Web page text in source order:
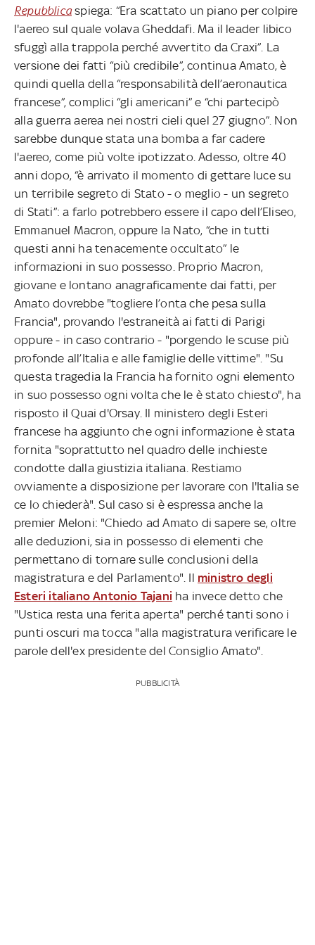
Repubblicaspiega: “Era scattato un piano per colpire
l'aereo sul quale volava Gheddafi. Ma il leader libico
sfuggì alla trappola perché avvertito da Craxi”. La
versione dei fatti “più credibile”, continua Amato, è
quindi quella della “responsabilità dell’aeronautica
francese”, complici “gli americani” e “chi partecipò
alla guerra aerea nei nostri cieli quel 27 giugno”. Non
sarebbe dunque stata una bomba a far cadere
l'aereo, come più volte ipotizzato. Adesso, oltre 40
anni dopo, “è arrivato il momento di gettare luce su
un terribile segreto di Stato - o meglio - un segreto
di Stati”: a farlo potrebbero essere il capo dell’Eliseo,
Emmanuel Macron, oppure la Nato, “che in tutti
questi anni ha tenacemente occultato” le
informazioni in suo possesso. Proprio Macron,
giovane e lontano anagraficamente dai fatti, per
Amato dovrebbe "togliere l’onta che pesa sulla
Francia", provando l'estraneità ai fatti di Parigi
oppure - in caso contrario - "porgendo le scuse più
profonde all’Italia e alle famiglie delle vittime". "Su
questa tragedia la Francia ha fornito ogni elemento
in suo possesso ogni volta che le è stato chiesto", ha
risposto il Quai d'Orsay. Il ministero degli Esteri
francese ha aggiunto che ogni informazione è stata
fornita "soprattutto nel quadro delle inchieste
condotte dalla giustizia italiana. Restiamo
ovviamente a disposizione per lavorare con l'Italia se
ce lo chiederà". Sul caso si è espressa anche la
premier Meloni: "Chiedo ad Amato di sapere se, oltre
alle deduzioni, sia in possesso di elementi che
permettano di tornare sulle conclusioni della
magistratura e del Parlamento". Il ministro degli
Esteri italiano Antonio Tajani ha invece detto che
"Ustica resta una ferita aperta" perché tanti sono i
punti oscuri ma tocca "alla magistratura verificare le
parole dell'ex presidente del Consiglio Amato".
PUBBLICITÀ